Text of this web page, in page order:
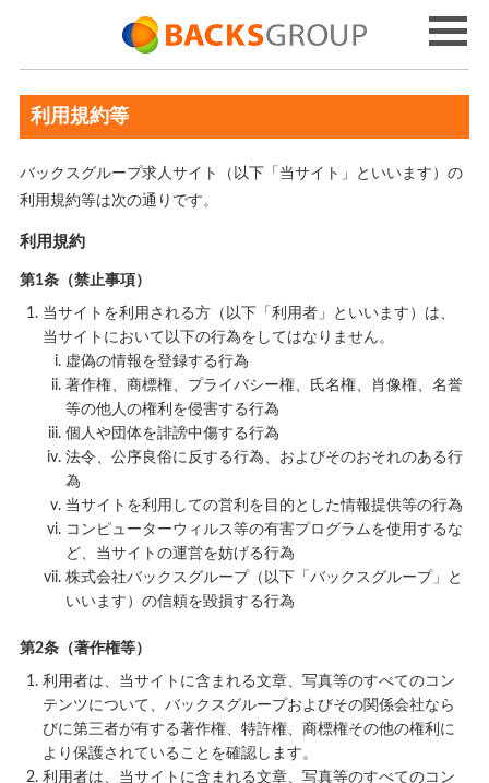
利用規約等
バックスグループ求人サイト（以下「当サイト」といいます）の
利用規約等は次の通りです。
利用規約
第1条（禁止事項）
当サイトを利用される方（以下「利用者」といいます）は、
当サイトにおいて以下の行為をしてはなりません。
虚偽の情報を登録する行為
著作権、商標権、プライバシー権、氏名権、肖像権、名誉
等の他人の権利を侵害する行為
個人や団体を誹謗中傷する行為
法令、公序良俗に反する行為、およびそのおそれのある行
為
当サイトを利用しての営利を目的とした情報提供等の行為
コンピューターウィルス等の有害プログラムを使用するな
ど、当サイトの運営を妨げる行為
株式会社バックスグループ（以下「バックスグループ」と
いいます）の信頼を毀損する行為
第2条（著作権等）
利用者は、当サイトに含まれる文章、写真等のすべてのコン
テンツについて、バックスグループおよびその関係会社なら
びに第三者が有する著作権、特許権、商標権その他の権利に
より保護されていることを確認します。
利用者は、当サイトに含まれる文章、写真等のすべてのコン